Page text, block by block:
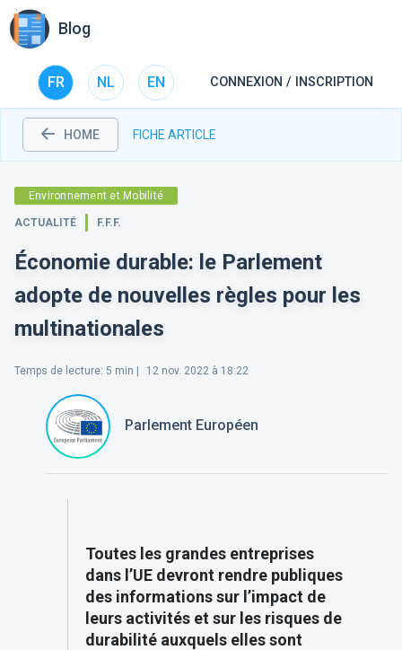
Blog
FR NL EN CONNEXION / INSCRIPTION
HOME FICHE ARTICLE
Environnement et Mobilité
ACTUALITÉ F.F.F.
Économie durable: le Parlement
adopte de nouvelles règles pour les
multinationales
Temps de lecture: 5 min | 12 nov. 2022 à 18:22
Parlement Européen
Toutes les grandes entreprises
dans l’UE devront rendre publiques
des informations sur l’impact de
leurs activités et sur les risques de
durabilité auxquels elles sont